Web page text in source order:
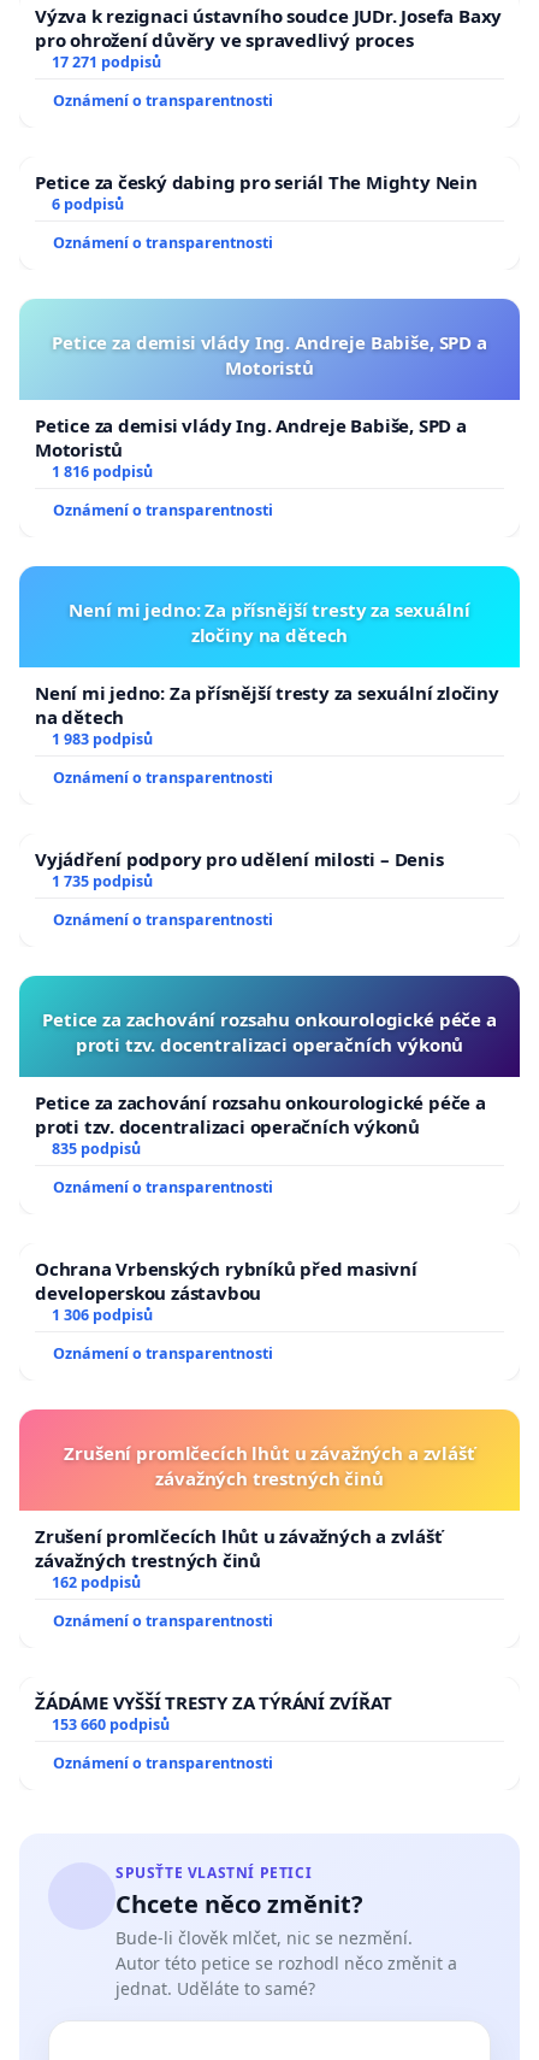
Výzva k rezignaci ústavního soudce JUDr. Josefa Baxy
pro ohrožení důvěry ve spravedlivý proces
17 271 podpisů
Oznámení o transparentnosti
Petice za český dabing pro seriál The Mighty Nein
6 podpisů
Oznámení o transparentnosti
Petice za demisi vlády Ing. Andreje Babiše, SPD a
Motoristů
Petice za demisi vlády Ing. Andreje Babiše, SPD a
Motoristů
1 816 podpisů
Oznámení o transparentnosti
Není mi jedno: Za přísnější tresty za sexuální
zločiny na dětech
Není mi jedno: Za přísnější tresty za sexuální zločiny
na dětech
1 983 podpisů
Oznámení o transparentnosti
Vyjádření podpory pro udělení milosti – Denis
1 735 podpisů
Oznámení o transparentnosti
Petice za zachování rozsahu onkourologické péče a
proti tzv. docentralizaci operačních výkonů
Petice za zachování rozsahu onkourologické péče a
proti tzv. docentralizaci operačních výkonů
835 podpisů
Oznámení o transparentnosti
Ochrana Vrbenských rybníků před masivní
developerskou zástavbou
1 306 podpisů
Oznámení o transparentnosti
Zrušení promlčecích lhůt u závažných a zvlášť
závažných trestných činů
Zrušení promlčecích lhůt u závažných a zvlášť
závažných trestných činů
162 podpisů
Oznámení o transparentnosti
ŽÁDÁME VYŠŠÍ TRESTY ZA TÝRÁNÍ ZVÍŘAT
153 660 podpisů
Oznámení o transparentnosti
SPUSŤTE VLASTNÍ PETICI
Chcete něco změnit?
Bude-li člověk mlčet, nic se nezmění.
Autor této petice se rozhodl něco změnit a
jednat. Uděláte to samé?